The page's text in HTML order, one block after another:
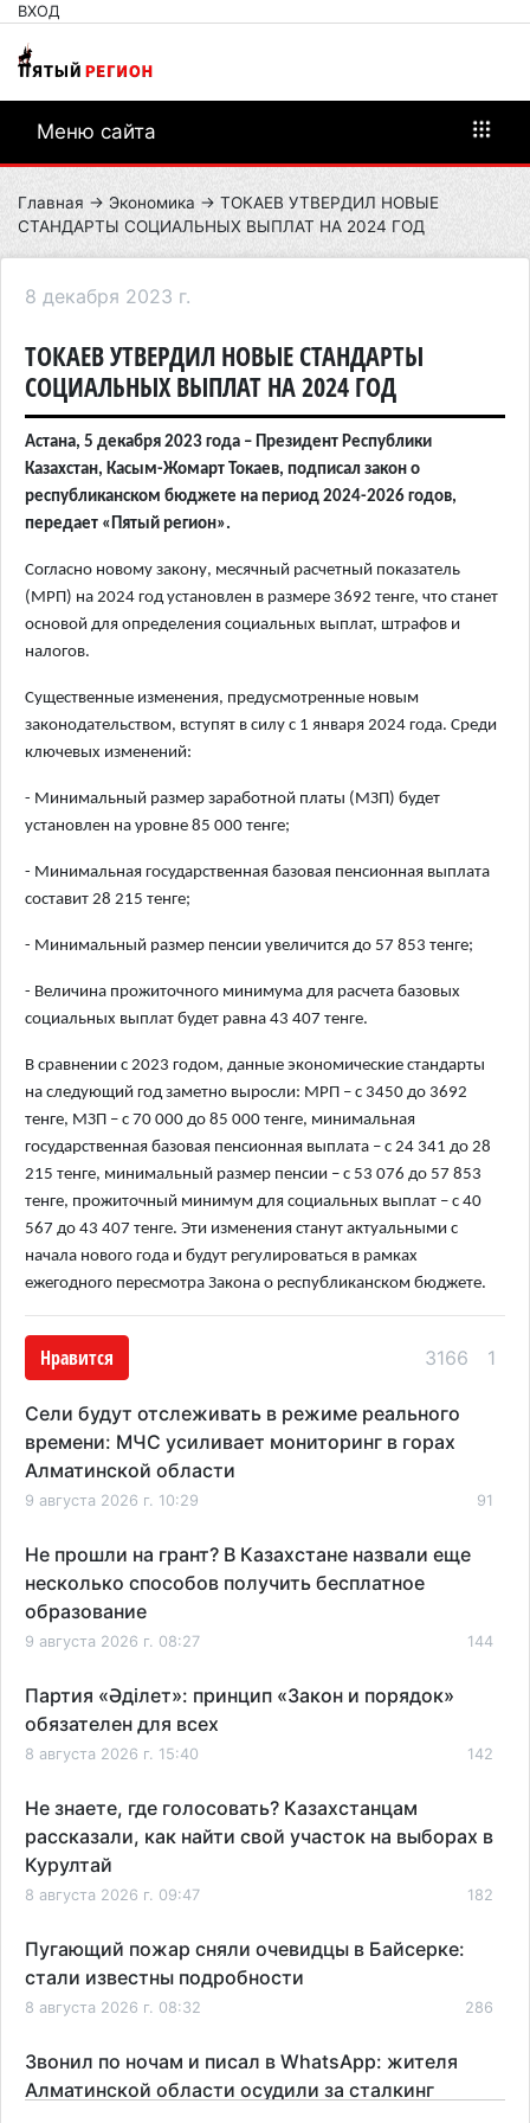
ВХОД
Меню сайта
Главная → Экономика → ТОКАЕВ УТВЕРДИЛ НОВЫЕ
СТАНДАРТЫ СОЦИАЛЬНЫХ ВЫПЛАТ НА 2024 ГОД
8 декабря 2023 г.
ТОКАЕВ УТВЕРДИЛ НОВЫЕ СТАНДАРТЫ
СОЦИАЛЬНЫХ ВЫПЛАТ НА 2024 ГОД
Астана, 5 декабря 2023 года – Президент Республики
Казахстан, Касым-Жомарт Токаев, подписал закон о
республиканском бюджете на период 2024-2026 годов,
передает «Пятый регион».
Согласно новому закону, месячный расчетный показатель
(МРП) на 2024 год установлен в размере 3692 тенге, что станет
основой для определения социальных выплат, штрафов и
налогов.
Существенные изменения, предусмотренные новым
законодательством, вступят в силу с 1 января 2024 года. Среди
ключевых изменений:
- Минимальный размер заработной платы (МЗП) будет
установлен на уровне 85 000 тенге;
- Минимальная государственная базовая пенсионная выплата
составит 28 215 тенге;
- Минимальный размер пенсии увеличится до 57 853 тенге;
- Величина прожиточного минимума для расчета базовых
социальных выплат будет равна 43 407 тенге.
В сравнении с 2023 годом, данные экономические стандарты
на следующий год заметно выросли: МРП – с 3450 до 3692
тенге, МЗП – с 70 000 до 85 000 тенге, минимальная
государственная базовая пенсионная выплата – с 24 341 до 28
215 тенге, минимальный размер пенсии – с 53 076 до 57 853
тенге, прожиточный минимум для социальных выплат – с 40
567 до 43 407 тенге. Эти изменения станут актуальными с
начала нового года и будут регулироваться в рамках
ежегодного пересмотра Закона о республиканском бюджете.
Нравится 3166 1
Сели будут отслеживать в режиме реального
времени: МЧС усиливает мониторинг в горах
Алматинской области
9 августа 2026 г. 10:29 91
Не прошли на грант? В Казахстане назвали еще
несколько способов получить бесплатное
образование
9 августа 2026 г. 08:27 144
Партия «Әділет»: принцип «Закон и порядок»
обязателен для всех
8 августа 2026 г. 15:40 142
Не знаете, где голосовать? Казахстанцам
рассказали, как найти свой участок на выборах в
Курултай
8 августа 2026 г. 09:47 182
Пугающий пожар сняли очевидцы в Байсерке:
стали известны подробности
8 августа 2026 г. 08:32 286
Звонил по ночам и писал в WhatsApp: жителя
Алматинской области осудили за сталкинг